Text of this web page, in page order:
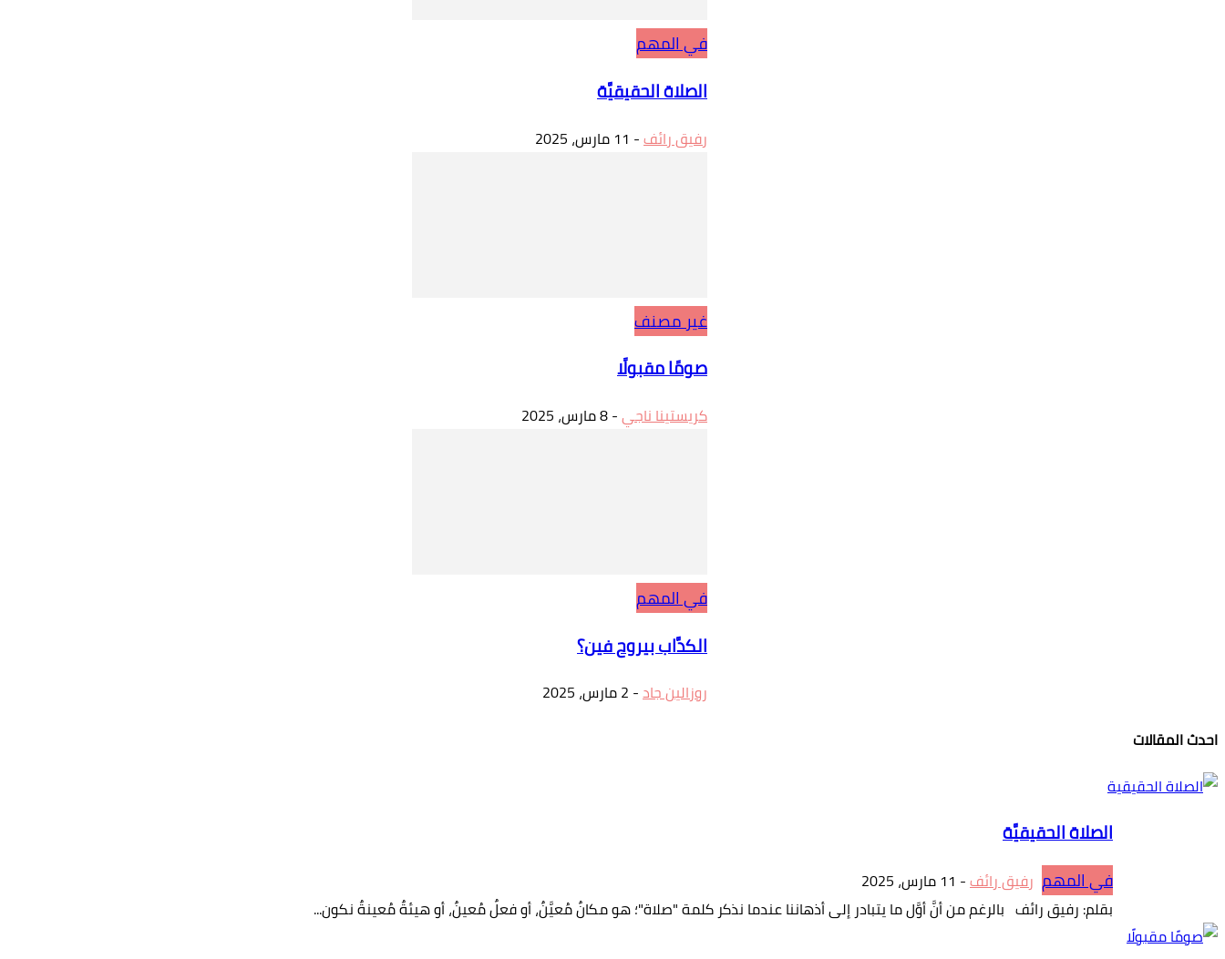
في المهم
الصلاة الحقيقيَّة
رفيق رائف- 11 مارس، 2025
غير مصنف
صومًا مقبولًا
كريستينا ناجي-8 مارس، 2025
في المهم
الكدَّاب بيروح فين؟
روزالين جاد- 2 مارس، 2025
احدث المقالات
الصلاة الحقيقيَّة
في المهم رفيق رائف- 11 مارس، 2025
بقلم: رفيق رائف بالرغم من أنَّ أوَّل ما يتبادر إلى أذهاننا عندما نذكر كلمة "صلاة"؛ هو مكانٌ مُعيَّنٌ، أو فعلٌ مُعينٌ، أو هيئةٌ مُعينةٌ نكون...